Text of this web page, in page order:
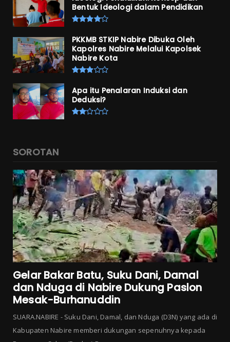
Bentuk Ideologi dalam Pendidikan
PKKMB STKIP Nabire Dibuka Oleh
Kapolres Nabire Melalui Kapolsek
Nabire Kota
Apa itu Penalaran Induksi dan
Deduksi?
SOROTAN
Gelar Bakar Batu, Suku Dani, Damal
dan Nduga di Nabire Dukung Paslon
Mesak-Burhanuddin
SUARA.NABIRE - Suku Dani, Damal, dan Nduga (D3N) yang ada di
Kabupaten Nabire memberi dukungan sepenuhnya kepada